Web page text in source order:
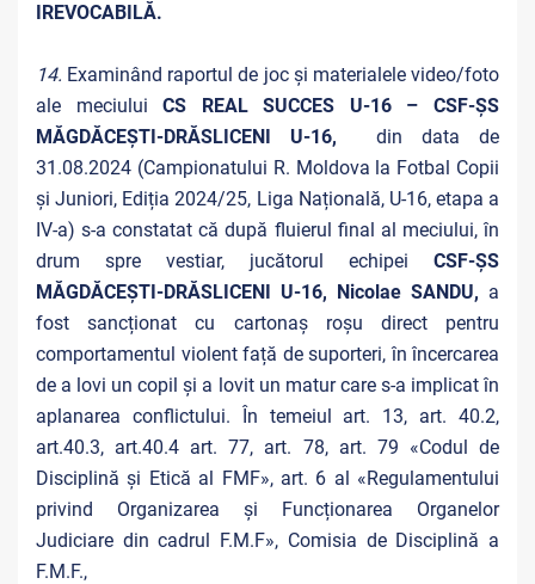
IREVOCABILĂ.
14. Examinând raportul de joc și materialele video/foto
ale meciuluiCS REAL SUCCES U-16 – CSF-ȘS
MĂGDĂCEȘTI-DRĂSLICENI U-16, din data de
31.08.2024 (Campionatului R. Moldova la Fotbal Copii
și Juniori, Ediția 2024/25, Liga Națională, U-16, etapa a
IV-a) s-a constatat că după fluierul final al meciului, în
drum spre vestiar, jucătorul echipei CSF-ȘS
MĂGDĂCEȘTI-DRĂSLICENI U-16, Nicolae SANDU, a
fost sancționat cu cartonaș roșu direct pentru
comportamentul violent față de suporteri, în încercarea
de a lovi un copil și a lovit un matur care s-a implicat în
aplanarea conflictului. În temeiul art. 13, art. 40.2,
art.40.3, art.40.4 art. 77, art. 78, art. 79 «Codul de
Disciplină și Etică al FMF», art. 6 al «Regulamentului
privind Organizarea și Funcționarea Organelor
Judiciare din cadrul F.M.F», Comisia de Disciplină a
F.M.F.,